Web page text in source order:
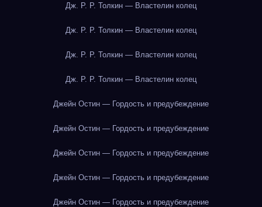
Дж. Р. Р. Толкин — Властелин колец
Дж. Р. Р. Толкин — Властелин колец
Дж. Р. Р. Толкин — Властелин колец
Дж. Р. Р. Толкин — Властелин колец
Джейн Остин — Гордость и предубеждение
Джейн Остин — Гордость и предубеждение
Джейн Остин — Гордость и предубеждение
Джейн Остин — Гордость и предубеждение
Джейн Остин — Гордость и предубеждение